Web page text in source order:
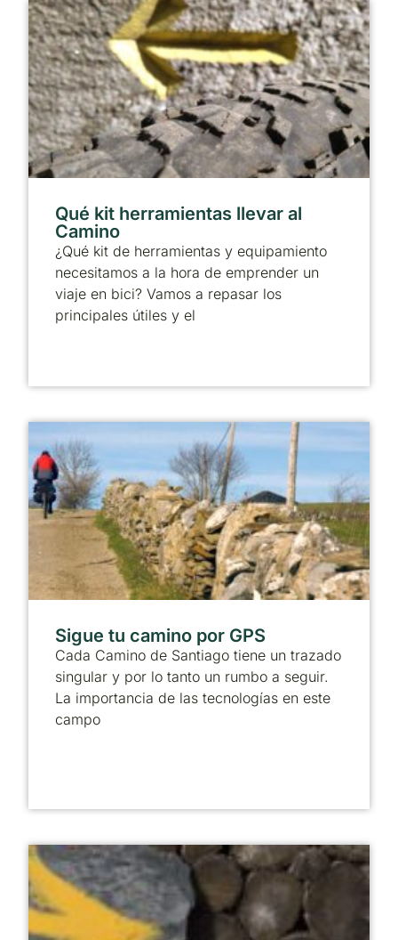
Qué kit herramientas llevar al
Camino
¿Qué kit de herramientas y equipamiento
necesitamos a la hora de emprender un
viaje en bici? Vamos a repasar los
principales útiles y el
Sigue tu camino por GPS
Cada Camino de Santiago tiene un trazado
singular y por lo tanto un rumbo a seguir.
La importancia de las tecnologías en este
campo